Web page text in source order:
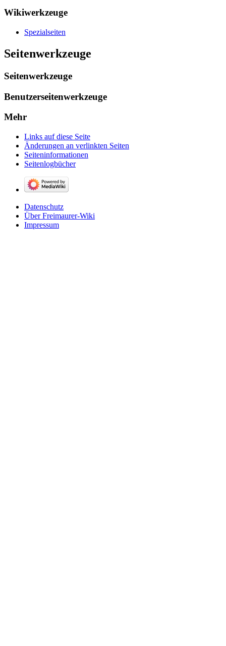
Wikiwerkzeuge
Spezialseiten
Seitenwerkzeuge
Seitenwerkzeuge
Benutzerseitenwerkzeuge
Mehr
Links auf diese Seite
Änderungen an verlinkten Seiten
Seiten­­informationen
Seitenlogbücher
Datenschutz
Über Freimaurer-Wiki
Impressum